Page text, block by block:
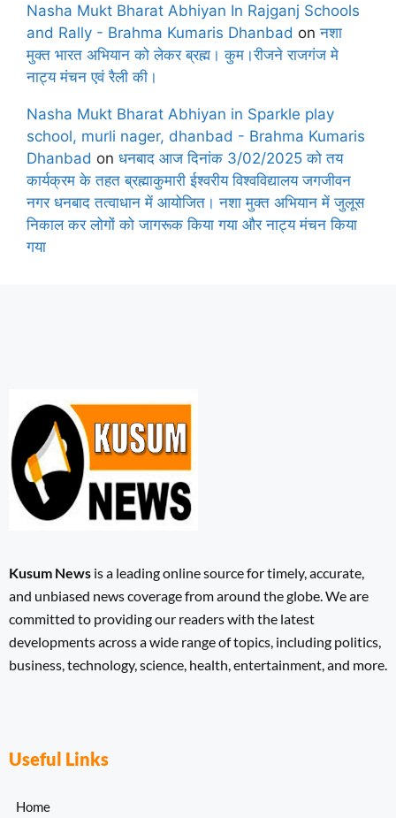
Nasha Mukt Bharat Abhiyan In Rajganj Schools
and Rally - Brahma Kumaris Dhanbad onनशा
मुक्त भारत अभियान को लेकर ब्रह्म। कुम।रीजने राजगंज मे
नाट्य मंचन एवं रैली की।
Nasha Mukt Bharat Abhiyan in Sparkle play
school, murli nager, dhanbad - Brahma Kumaris
Dhanbad on धनबाद आज दिनांक 3/02/2025 को तय
कार्यक्रम के तहत ब्रह्माकुमारी ईश्वरीय विश्वविद्यालय जगजीवन
नगर धनबाद तत्वाधान में आयोजित। नशा मुक्त अभियान में जुलूस
निकाल कर लोगों को जागरूक किया गया और नाट्य मंचन किया
गया
Kusum News is a leading online source for timely, accurate,
and unbiased news coverage from around the globe. We are
committed to providing our readers with the latest
developments across a wide range of topics, including politics,
business, technology, science, health, entertainment, and more.
Useful Links
Home